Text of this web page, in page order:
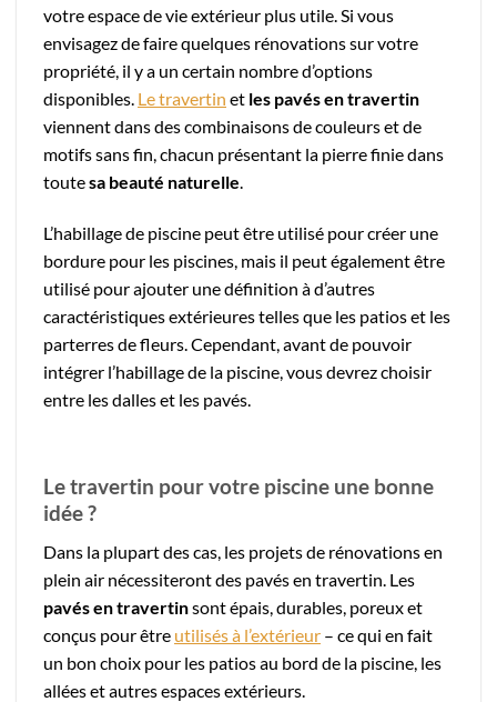
votre espace de vie extérieur plus utile. Si vous
envisagez de faire quelques rénovations sur votre
propriété, il y a un certain nombre d’options
disponibles. Le travertin et les pavés en travertin
viennent dans des combinaisons de couleurs et de
motifs sans fin, chacun présentant la pierre finie dans
toutesa beauté naturelle.
L’habillage de piscine peut être utilisé pour créer une
bordure pour les piscines, mais il peut également être
utilisé pour ajouter une définition à d’autres
caractéristiques extérieures telles que les patios et les
parterres de fleurs. Cependant, avant de pouvoir
intégrer l’habillage de la piscine, vous devrez choisir
entre les dalles et les pavés.
Le travertin pour votre piscine une bonne
idée ?
Dans la plupart des cas, les projets de rénovations en
plein air nécessiteront des pavés en travertin. Les
pavés en travertinsont épais, durables, poreux et
conçus pour être utilisés à l’extérieur – ce qui en fait
un bon choix pour les patios au bord de la piscine, les
allées et autres espaces extérieurs.